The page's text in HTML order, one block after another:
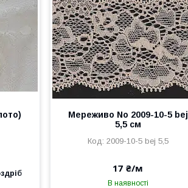
Мереживо No 2009-10-5 bej
5,5 см
2009-10-5 bej 5,5
17 ₴/м
В наявності